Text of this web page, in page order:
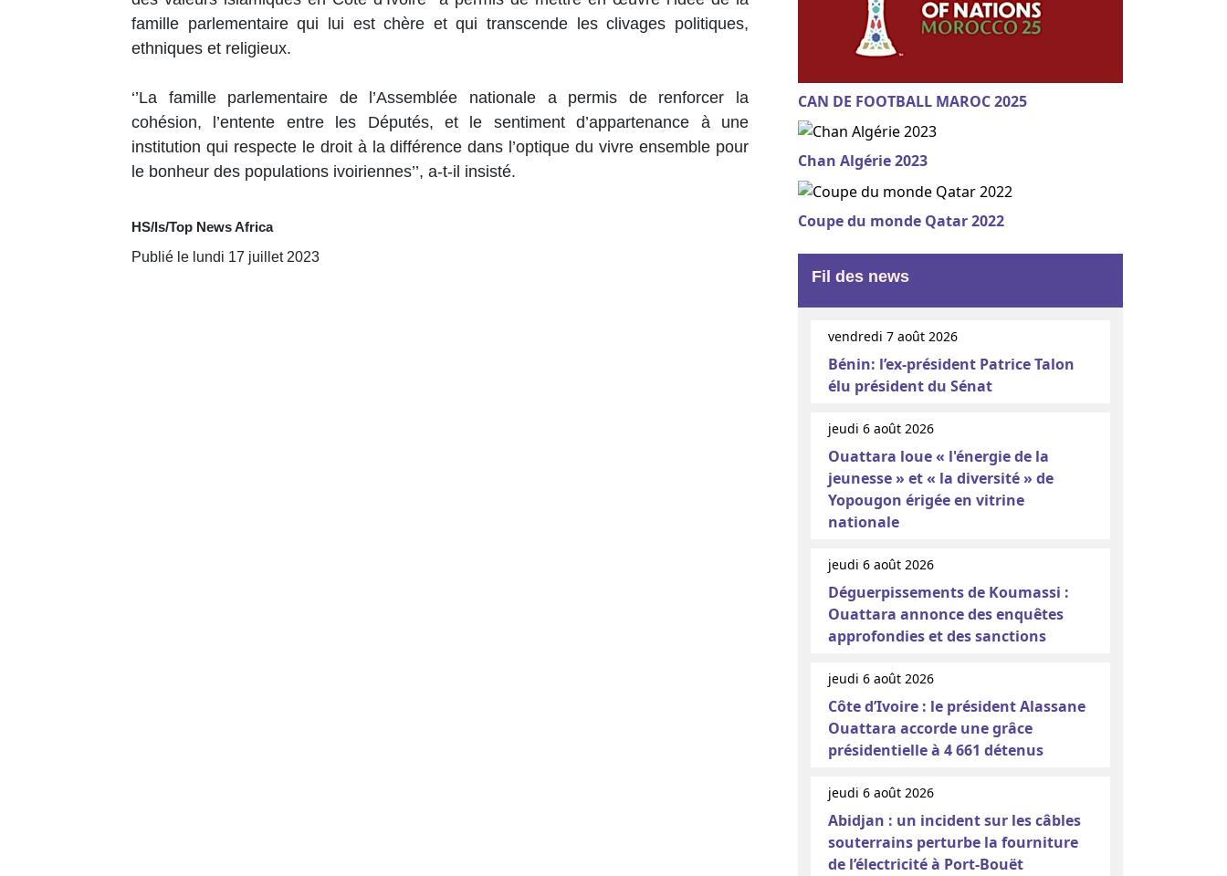
famille parlementaire qui lui est chère et qui transcende les clivages politiques,
ethniques et religieux.
‘’La famille parlementaire de l’Assemblée nationale a permis de renforcer la
cohésion, l’entente entre les Députés, et le sentiment d’appartenance à une
institution qui respecte le droit à la différence dans l’optique du vivre ensemble pour
le bonheur des populations ivoiriennes’’, a-t-il insisté.
HS/ls/Top News Africa
Publié le lundi 17 juillet 2023
CAN DE FOOTBALL MAROC 2025
Chan Algérie 2023
Coupe du monde Qatar 2022
Fil des news
vendredi 7 août 2026
Bénin: l’ex-président Patrice Talon
élu président du Sénat
jeudi 6 août 2026
Ouattara loue « l'énergie de la
jeunesse » et « la diversité » de
Yopougon érigée en vitrine
nationale
jeudi 6 août 2026
Déguerpissements de Koumassi :
Ouattara annonce des enquêtes
approfondies et des sanctions
jeudi 6 août 2026
Côte d’Ivoire : le président Alassane
Ouattara accorde une grâce
présidentielle à 4 661 détenus
jeudi 6 août 2026
Abidjan : un incident sur les câbles
souterrains perturbe la fourniture
de l’électricité à Port-Bouët